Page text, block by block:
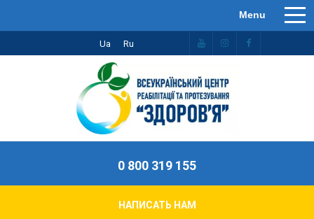
Ua Ru
0 800 319 155
НАПИСАТЬ НАМ